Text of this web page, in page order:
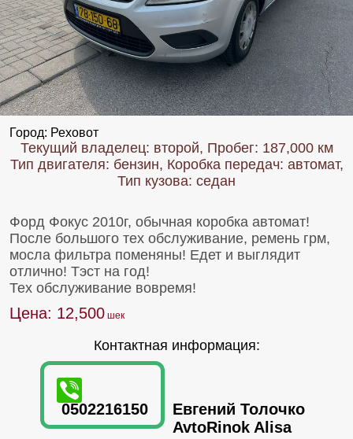
Город: Реховот
Текущий владелец: второй, Пробег: 187,000 км
Тип двигателя: бензин, Коробка передач: автомат,
Тип кузова: седан
Форд Фокус 2010г, обычная коробка автомат!
После большого тех обслуживание, ремень грм,
мосла фильтра поменяны! Едет и выглядит
отлично! Тэст на год!
Тех обслуживание вовремя!
Цена: 12,500
Контактная информация:
0502216150
Евгений Толочко
AvtoRinok Alisa